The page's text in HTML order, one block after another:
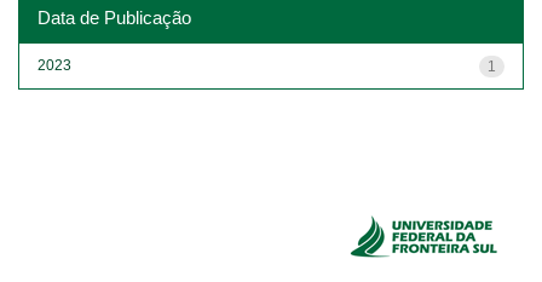
Data de Publicação
1
2023